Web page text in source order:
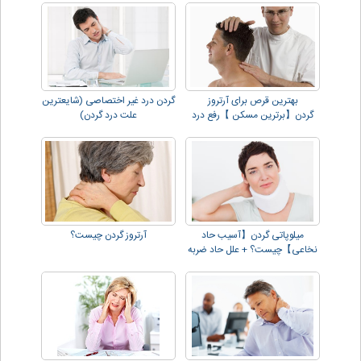
بهترین قرص برای آرتروز
گردن【برترین مسکن 】رفع درد
گردن درد غیر اختصاصی (شایعترین
علت درد گردن)
میلوپاتی گردن【آسیب حاد
نخاعی】چیست؟ + علل حاد ضربه
آرتروز گردن چیست؟